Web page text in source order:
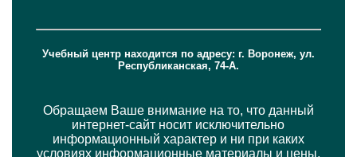
Учебный центр находится по адресу: г. Воронеж, ул.
Республиканская, 74-А.
Обращаем Ваше внимание на то, что данный
интернет-сайт носит исключительно
информационный характер и ни при каких
условиях информационные материалы и цены,